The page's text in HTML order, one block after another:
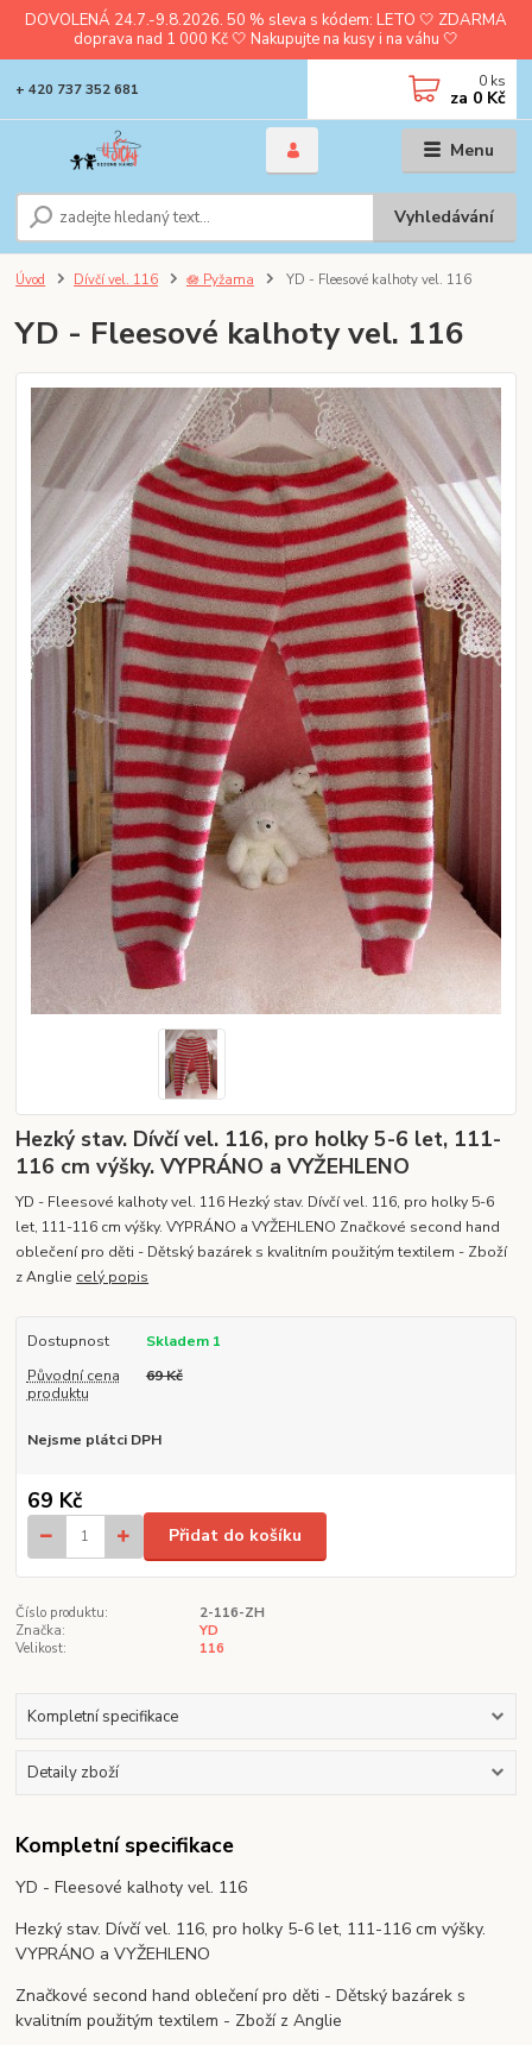
DOVOLENÁ 24.7.-9.8.2026. 50 % sleva s kódem: LETO 🤍 ZDARMA
doprava nad 1 000 Kč 🤍 Nakupujte na kusy i na váhu 🤍
Menu
Vyhledávání
+ 420 737 352 681 0 ks
za 0 Kč
Úvod Dívčí vel. 116 🪷 Pyžama YD - Fleesové kalhoty vel. 116
YD - Fleesové kalhoty vel. 116
Hezký stav. Dívčí vel. 116, pro holky 5-6 let, 111-
116 cm výšky. VYPRÁNO a VYŽEHLENO
YD - Fleesové kalhoty vel. 116 Hezký stav. Dívčí vel. 116, pro holky 5-6
let, 111-116 cm výšky. VYPRÁNO a VYŽEHLENO Značkové second hand
oblečení pro děti - Dětský bazárek s kvalitním použitým textilem - Zboží
z Anglie celý popis
Dostupnost
Skladem 1
Původní cena
produktu
69 Kč
Nejsme plátci DPH
69 Kč
Přidat do košíku
Číslo produktu:
2-116-ZH
Značka:
YD
Velikost:
116
Kompletní specifikace
Detaily zboží
Kompletní specifikace
YD - Fleesové kalhoty vel. 116
Hezký stav. Dívčí vel. 116, pro holky 5-6 let, 111-116 cm výšky.
VYPRÁNO a VYŽEHLENO
Značkové second hand oblečení pro děti - Dětský bazárek s
kvalitním použitým textilem - Zboží z Anglie